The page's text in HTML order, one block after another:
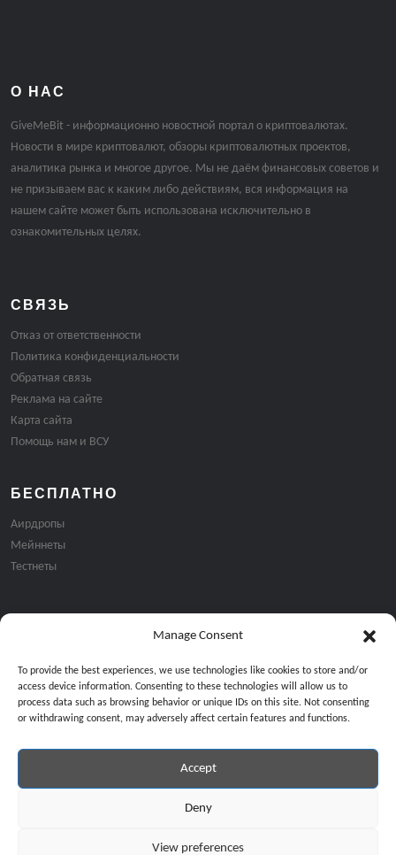
Manage Consent
To provide the best experiences, we use technologies like cookies to store and/or
access device information. Consenting to these technologies will allow us to
process data such as browsing behavior or unique IDs on this site. Not consenting
or withdrawing consent, may adversely affect certain features and functions.
Accept
Deny
View preferences
О НАС
GiveMeBit - информационно новостной портал о криптовалютах.
Новости в мире криптовалют, обзоры криптовалютных проектов,
аналитика рынка и многое другое. Мы не даём финансовых советов и
не призываем вас к каким либо действиям, вся информация на
нашем сайте может быть использована исключительно в
ознакомительных целях.
СВЯЗЬ
Отказ от ответственности
Политика конфиденциальности
Обратная связь
Реклама на сайте
Карта сайта
Помощь нам и ВСУ
БЕСПЛАТНО
Аирдропы
Мейннеты
Тестнеты
Подписка на email рассылку:
Продолжая, вы соглашаетесь с нашей политикой
Copyright © 2024 All Rights Reserved by